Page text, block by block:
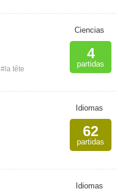
#la tête
Ciencias
4
partidas
Idiomas
62
partidas
Idiomas